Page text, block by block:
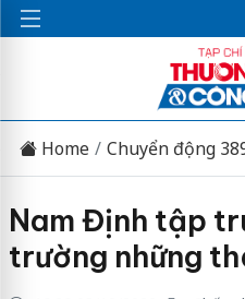
Home Chuyển động
Nam Định tập
trường những